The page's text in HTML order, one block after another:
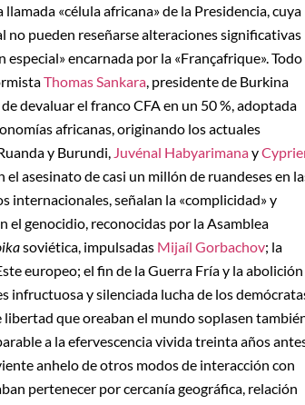
«célula africana» de la Presidencia, cuya
no pueden reseñarse alteraciones significativas
encarnada por la «Françafrique». Todo
Thomas Sankara, presidente de Burkina
devaluar el franco CFA en un 50 %, adoptada
africanas, originando los actuales
y Burundi, Juvénal Habyarimanay
asesinato de casi un millón de ruandeses en
internacionales, señalan la «complicidad» y
genocidio, reconocidas por la Asamblea
soviética, impulsadas Mijaíl Gorbachov; la
europeo; el fin de la Guerra Fría y la abolición
infructuosa y silenciada lucha de los
que oreaban el mundo soplasen
a la efervescencia vivida treinta años
anhelo de otros modos de interacción con
pertenecer por cercanía geográfica, relación